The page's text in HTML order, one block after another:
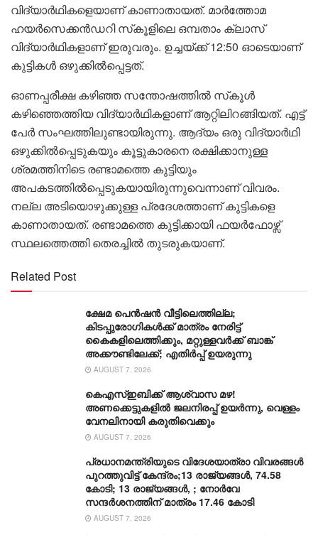
വിദ്യാർഥികളെയാണ് കാണാതായത്. മാർത്തോമ
ഹയർസെക്കൻഡറി സ്‌കൂളിലെ ഒമ്പതാം ക്ലാസ്
വിദ്യാർഥികളാണ് ഇരുവരും. ഉച്ചയ്ക്ക് 12:50 ഓടെയാണ്
കുട്ടികൾ ഒഴുക്കിൽപ്പെട്ടത്.
ഓണപ്പരീക്ഷ കഴിഞ്ഞ സന്തോഷത്തിൽ സ്‌കൂൾ
കഴിഞ്ഞെത്തിയ വിദ്യാർഥികളാണ് ആറ്റിലിറങ്ങിയത്. എട്ട്
പേർ സംഘത്തിലുണ്ടായിരുന്നു. ആദ്യം ഒരു വിദ്യാർഥി
ഒഴുക്കിൽപ്പെടുകയും കൂട്ടുകാരനെ രക്ഷിക്കാനുള്ള
ശ്രമത്തിനിടെ രണ്ടാമത്തെ കുട്ടിയും
അപകടത്തിൽപ്പെടുകയായിരുന്നുവെന്നാണ് വിവരം.
നല്ല അടിയൊഴുക്കുള്ള പ്രദേശത്താണ് കുട്ടികളെ
കാണാതായത്. രണ്ടാമത്തെ കുട്ടിക്കായി ഫയർഫോഴ്സ്
സ്ഥലത്തെത്തി തെരച്ചിൽ തുടരുകയാണ്.
Related Post
ക്ഷേമ പെൻഷൻ വീട്ടിലെത്തില്ല;
കിടപ്പുരോഗികൾക്ക് മാത്രം നേരിട്ട്
കൈകളിലെത്തിക്കും, മറ്റുള്ളവർക്ക് ബാങ്ക്
അക്കൗണ്ടിലേക്ക്; എതിർപ്പ് ഉയരുന്നു
AUGUST 7, 2026
കെഎസ്ഇബിക്ക് ആശ്വാസ മഴ!
അണക്കെട്ടുകളിൽ ജലനിരപ്പ് ഉയർന്നു, വെള്ളം
വേനലിനായി കരുതിവെക്കും
AUGUST 7, 2026
പ്രധാനമന്ത്രിയുടെ വിദേശയാത്രാ വിവരങ്ങൾ
പുറത്തുവിട്ട് കേന്ദ്രം;13 രാജ്യങ്ങൾ, 74.58
കോടി; 13 രാജ്യങ്ങൾ, ; നോർവേ
സന്ദർശനത്തിന് മാത്രം 17.46 കോടി
AUGUST 7, 2026